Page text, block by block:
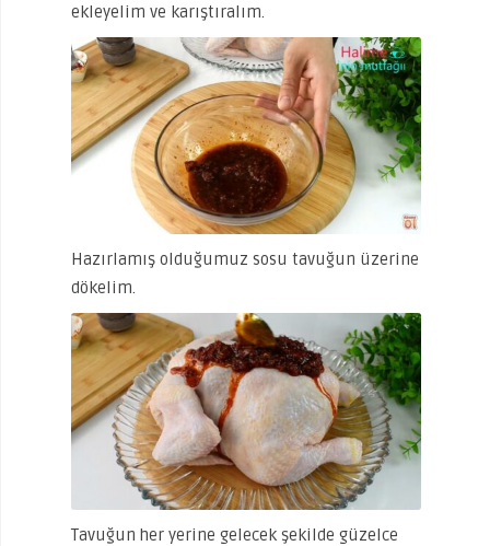
ekleyelim ve karıştıralım.
Hazırlamış olduğumuz sosu tavuğun üzerine
dökelim.
Tavuğun her yerine gelecek şekilde güzelce